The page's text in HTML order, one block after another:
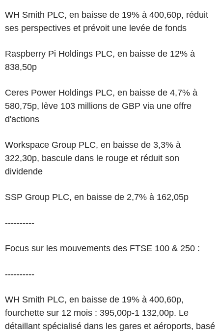
WH Smith PLC, en baisse de 19% à 400,60p, réduit
ses perspectives et prévoit une levée de fonds
Raspberry Pi Holdings PLC, en baisse de 12% à
838,50p
Ceres Power Holdings PLC, en baisse de 4,7% à
580,75p, lève 103 millions de GBP via une offre
d'actions
Workspace Group PLC, en baisse de 3,3% à
322,30p, bascule dans le rouge et réduit son
dividende
SSP Group PLC, en baisse de 2,7% à 162,05p
----------
Focus sur les mouvements des FTSE 100 & 250 :
----------
WH Smith PLC, en baisse de 19% à 400,60p,
fourchette sur 12 mois : 395,00p-1 132,00p. Le
détaillant spécialisé dans les gares et aéroports, basé